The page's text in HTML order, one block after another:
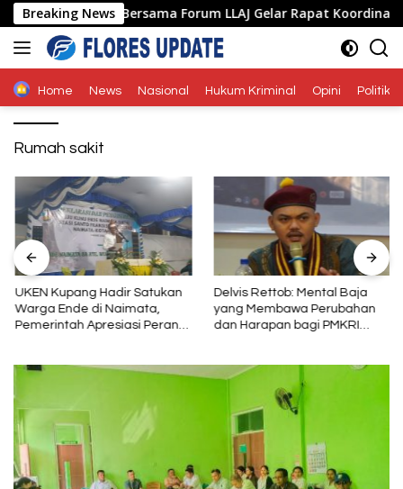
Langsung
ke
konten
Breaking News
NTT Bersama Forum LLAJ Gelar Rapat Koordinasi Tekan
Home News Nasional Hukum Kriminal Opini Politik
Rumah sakit
UKEN Kupang Hadir Satukan
Warga Ende di Naimata,
Pemerintah Apresiasi Peran
Delvis Rettob: Mental Baja
yang Membawa Perubahan
dan Harapan bagi PMKRI